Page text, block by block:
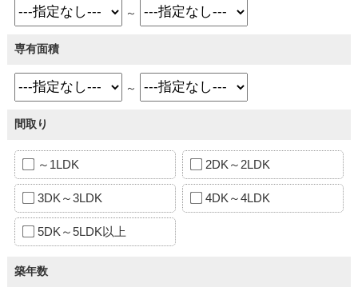
～
専有面積
～
間取り
～1LDK 2DK～2LDK
3DK～3LDK 4DK～4LDK
5DK～5LDK以上
築年数